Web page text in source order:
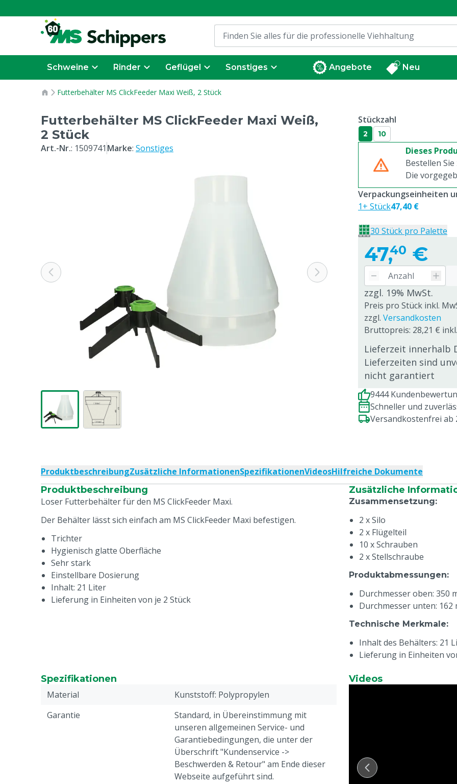
Schweine Rinder Geflügel Sonstiges Angebote Neu
Futterbehälter MS ClickFeeder Maxi Weiß, 2 Stück
Futterbehälter MS ClickFeeder Maxi Weiß,
2 Stück
Art.-Nr.: 1509741 Marke: Sonstiges
Stückzahl
2 10
Dieses
Bestellen
Die
47,40 €
zzgl. 19% MwSt.
Preis pro Stück inkl.
zzgl. Versandkosten
Bruttopreis: 28,21 €
Lieferzeit innerhalb
Lieferzeiten sind
nicht garantiert
Verpackungseinheiten
1+ Stück47,40 €
30 Stück pro Palette
9444
Schneller und
Versandkostenfrei ab
ProduktbeschreibungZusätzliche InformationenSpezifikationenVideosHilfreiche Dokumente
Produktbeschreibung
Loser Futterbehälter für den MS ClickFeeder Maxi.
Der Behälter lässt sich einfach am MS ClickFeeder Maxi befestigen.
Trichter
Hygienisch glatte Oberfläche
Sehr stark
Einstellbare Dosierung
Inhalt: 21 Liter
Lieferung in Einheiten von je 2 Stück
Zusätzliche
Zusammensetzung:
2 x Silo
2 x Flügelteil
10 x Schrauben
2 x Stellschraube
Produktabmessungen:
Durchmesser oben: 350
Durchmesser unten: 162
Technische Merkmale:
Inhalt des Behälters: 21
Lieferung in Einheiten
Spezifikationen
Material
Kunststoff: Polypropylen
Garantie
Standard, in Übereinstimmung mit
unseren allgemeinen Service- und
Garantiebedingungen, die unter der
Überschrift "Kundenservice ->
Beschwerden & Retour" am Ende dieser
Webseite aufgeführt sind.
Videos